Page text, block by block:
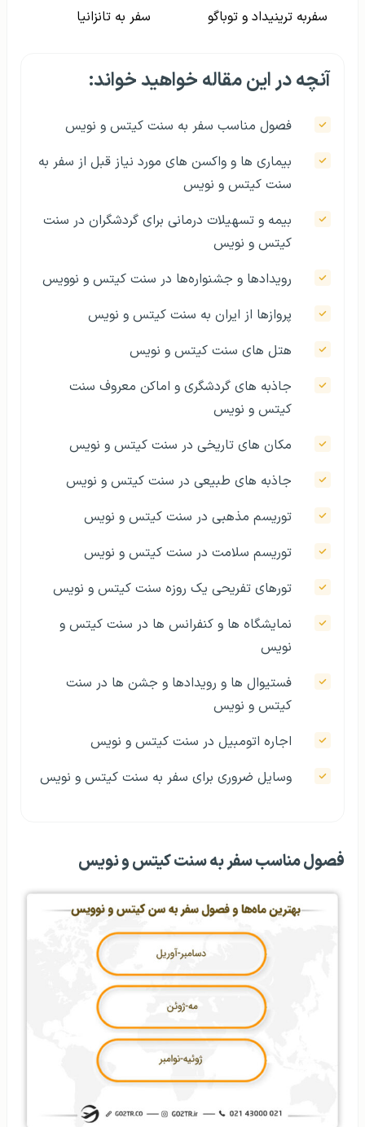
سفربه ترینیداد و توباگو سفر به تانزانیا
آنچه در این مقاله خواهید خواند:
فصول مناسب سفر به سنت کیتس و نویس
بیماری ها و واکسن های مورد نیاز قبل از سفر به
سنت کیتس و نویس
بیمه و تسهیلات درمانی برای گردشگران در سنت
کیتس و نویس
رویدادها و جشنواره‌ها در سنت کیتس و نوویس
پروازها از ایران به سنت کیتس و نویس
هتل های سنت کیتس و نویس
جاذبه‌ های گردشگری و اماکن معروف سنت
کیتس و نویس
مکان های تاریخی در سنت کیتس و نویس
جاذبه های طبیعی در سنت کیتس و نویس
توریسم مذهبی در سنت کیتس و نویس
توریسم سلامت در سنت کیتس و نویس
تورهای تفریحی یک روزه سنت کیتس و نویس
نمایشگاه ها و کنفرانس ها در سنت کیتس و
نویس
فستیوال ها و رویدادها و جشن ها در سنت
کیتس و نویس
اجاره اتومبیل در سنت کیتس و نویس
وسایل ضروری برای سفر به سنت کیتس و نویس
فصول مناسب سفر به سنت کیتس و نویس